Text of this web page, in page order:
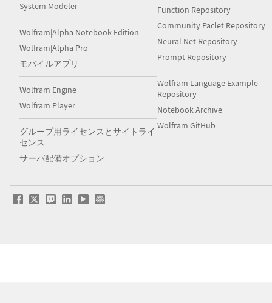
System Modeler
Wolfram|Alpha Notebook Edition
Wolfram|Alpha Pro
モバイルアプリ
Wolfram Engine
Wolfram Player
グループ用ライセンスとサイトライ
センス
サーバ配備オプション
Function Repository
Community Paclet Repository
Neural Net Repository
Prompt Repository
Wolfram Language Example
Repository
Notebook Archive
Wolfram GitHub